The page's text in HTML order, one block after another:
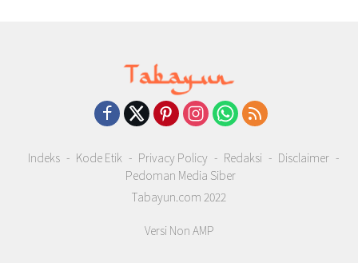
Indeks Kode Etik Privacy Policy Redaksi
Disclaimer
Pedoman Media Siber
Tabayun.com 2022
Versi Non AMP